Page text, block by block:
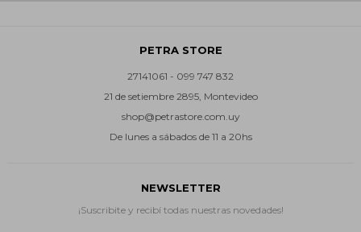
PETRA STORE
27141061 - 099 747 832
21 de setiembre 2895, Montevideo
shop@petrastore.com.uy
De lunes a sábados de 11 a 20hs
NEWSLETTER
¡Suscribite y recibí todas nuestras novedades!